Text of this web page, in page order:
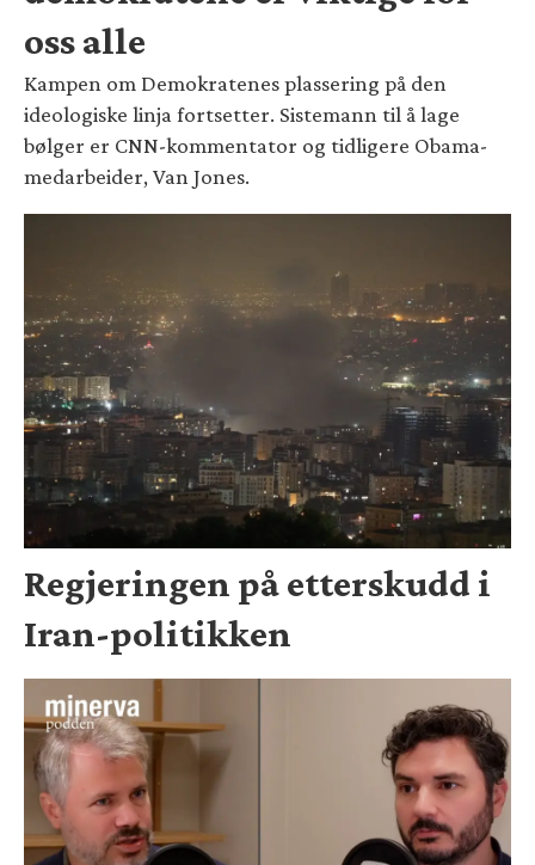
oss alle
Kampen om Demokratenes plassering på den
ideologiske linja fortsetter. Sistemann til å lage
bølger er CNN-kommentator og tidligere Obama-
medarbeider, Van Jones.
Regjeringen på etterskudd i
Iran-politikken